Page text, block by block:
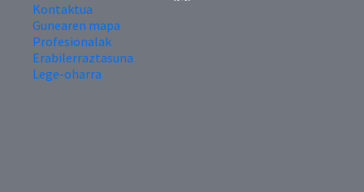
Kontaktua
Gunearen mapa
Profesionalak
Erabilerraztasuna
Lege-oharra